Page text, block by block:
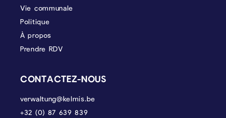
Vie communale
Politique
À propos
Prendre RDV
CONTACTEZ-NOUS
verwaltung@kelmis.be
+32 (0) 87 639 839